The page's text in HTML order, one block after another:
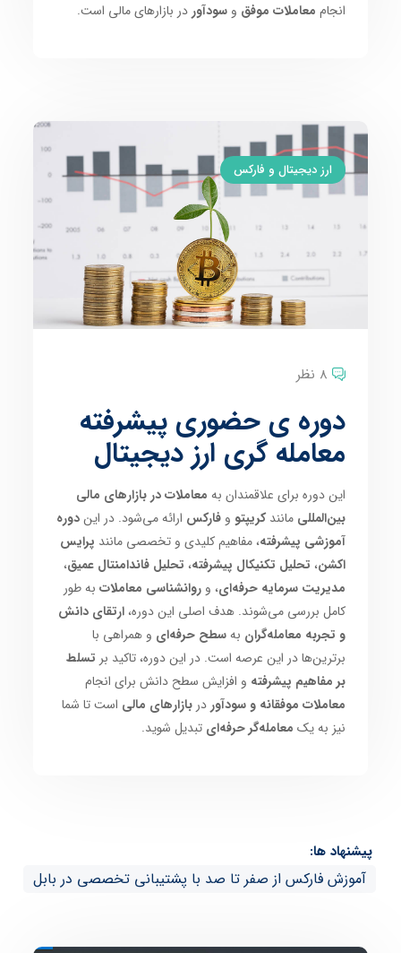
انجام معاملات موفق وسودآوردر بازارهای مالی است.
ارز دیجیتال و فارکس
8 نظر
دوره ی حضوری پیشرفته
معامله گری ارز دیجیتال
این دوره برای علاقمندان به معاملات در بازارهای مالی
بین‌المللی مانندکریپتو وفارکس ارائه می‌شود. در ایندوره
آموزشی پیشرفته، مفاهیم کلیدی و تخصصی مانند پرایس
اکشن، تحلیل تکنیکال پیشرفته، تحلیل فاندامنتال عمیق،
مدیریت سرمایه حرفه‌ای، وروانشناسی معاملات به طور
کامل بررسی می‌شوند. هدف اصلی این دوره،ارتقای دانش
و تجربه معامله‌گران بهسطح حرفه‌ای و همراهی با
برترین‌ها در این عرصه است. در این دوره، تاکید بر تسلط
بر مفاهیم پیشرفته و افزایش سطح دانش برای انجام
معاملات موفقانه و سودآور دربازارهای مالی است تا شما
نیز به یک معامله‌گر حرفه‌ای تبدیل شوید.
پیشنهاد ها:
آموزش فارکس از صفر تا صد با پشتیبانی تخصصی در بابل